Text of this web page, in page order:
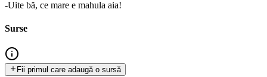
-Uite bă, ce mare e mahula aia!
Surse
Fii primul care adaugă o sursă